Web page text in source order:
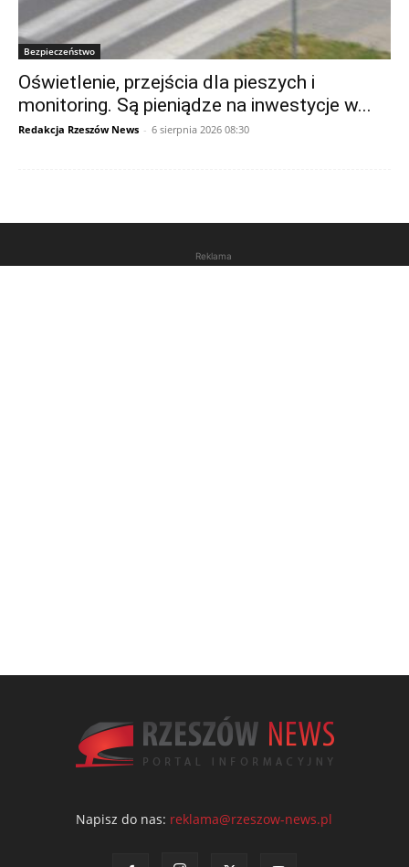
Bezpieczeństwo
Oświetlenie, przejścia dla pieszych i
monitoring. Są pieniądze na inwestycje w...
Redakcja Rzeszów News - 6 sierpnia 2026 08:30
Reklama
Napisz do nas: reklama@rzeszow-news.pl